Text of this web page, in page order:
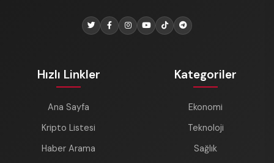
Hızlı Linkler
Ana Sayfa
Kripto Listesi
Haber Arama
Kategoriler
Ekonomi
Teknoloji
Sağlık